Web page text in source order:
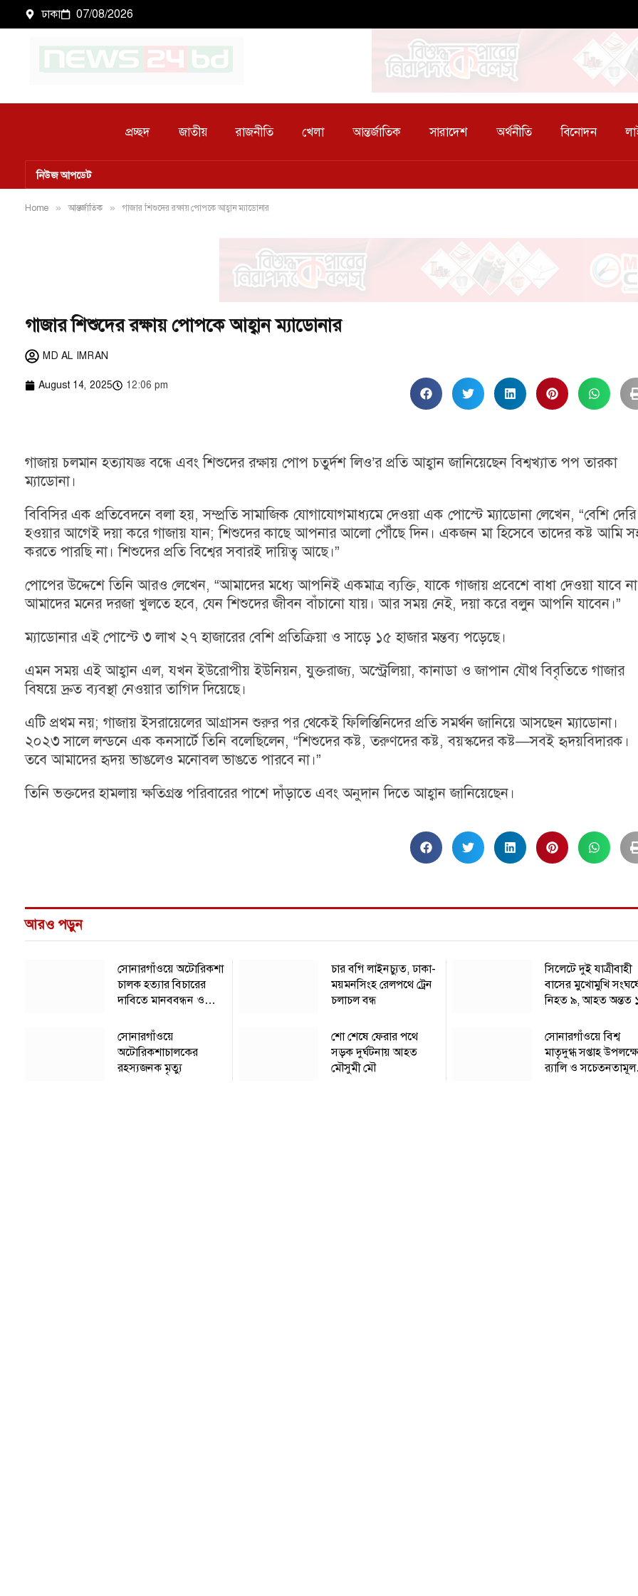
ঢাকা 07/08/2026
প্রচ্ছদ জাতীয় রাজনীতি খেলা আন্তর্জাতিক সারাদেশ অর্থনীতি বিনোদন
নিউজ আপডেট
Home » আন্তর্জাতিক » গাজার শিশুদের রক্ষায় পোপকে আহ্বান ম্যাডোনার
গাজার শিশুদের রক্ষায় পোপকে আহ্বান ম্যাডোনার
MD AL IMRAN
August 14, 2025 12:06 pm
গাজায় চলমান হত্যাযজ্ঞ বন্ধে এবং শিশুদের রক্ষায় পোপ চতুর্দশ লিও’র প্রতি আহ্বান জানিয়েছেন বিশ্বখ্যাত পপ তারকা
ম্যাডোনা।
বিবিসির এক প্রতিবেদনে বলা হয়, সম্প্রতি সামাজিক যোগাযোগমাধ্যমে দেওয়া এক পোস্টে ম্যাডোনা লেখেন, “বেশি দেরি
হওয়ার আগেই দয়া করে গাজায় যান; শিশুদের কাছে আপনার আলো পৌঁছে দিন। একজন মা হিসেবে তাদের কষ্ট আমি
করতে পারছি না। শিশুদের প্রতি বিশ্বের সবারই দায়িত্ব আছে।”
পোপের উদ্দেশে তিনি আরও লেখেন, “আমাদের মধ্যে আপনিই একমাত্র ব্যক্তি, যাকে গাজায় প্রবেশে বাধা দেওয়া যাবে
আমাদের মনের দরজা খুলতে হবে, যেন শিশুদের জীবন বাঁচানো যায়। আর সময় নেই, দয়া করে বলুন আপনি যাবেন।”
ম্যাডোনার এই পোস্টে ৩ লাখ ২৭ হাজারের বেশি প্রতিক্রিয়া ও সাড়ে ১৫ হাজার মন্তব্য পড়েছে।
এমন সময় এই আহ্বান এল, যখন ইউরোপীয় ইউনিয়ন, যুক্তরাজ্য, অস্ট্রেলিয়া, কানাডা ও জাপান যৌথ বিবৃতিতে গাজার
বিষয়ে দ্রুত ব্যবস্থা নেওয়ার তাগিদ দিয়েছে।
এটি প্রথম নয়; গাজায় ইসরায়েলের আগ্রাসন শুরুর পর থেকেই ফিলিস্তিনিদের প্রতি সমর্থন জানিয়ে আসছেন ম্যাডোনা।
২০২৩ সালে লন্ডনে এক কনসার্টে তিনি বলেছিলেন, “শিশুদের কষ্ট, তরুণদের কষ্ট, বয়স্কদের কষ্ট—সবই হৃদয়বিদারক।
তবে আমাদের হৃদয় ভাঙলেও মনোবল ভাঙতে পারবে না।”
তিনি ভক্তদের হামলায় ক্ষতিগ্রস্ত পরিবারের পাশে দাঁড়াতে এবং অনুদান দিতে আহ্বান জানিয়েছেন।
আরও পড়ুন
সোনারগাঁওয়ে অটোরিকশা
চালক হত্যার বিচারের
দাবিতে মানববন্ধন ও
চার বগি লাইনচ্যুত, ঢাকা-
ময়মনসিংহ রেলপথে ট্রেন
চলাচল বন্ধ
সিলেটে দুই যাত্রীবাহী
বাসের মুখোমুখি
নিহত ৯, আহত অন্তত
সোনারগাঁওয়ে
অটোরিকশাচালকের
রহস্যজনক মৃত্যু
শো শেষে ফেরার পথে
সড়ক দুর্ঘটনায় আহত
মৌসুমী মৌ
সোনারগাঁওয়ে বিশ্ব
মাতৃদুগ্ধ সপ্তাহ উপলক্ষে
র‍্যালি ও